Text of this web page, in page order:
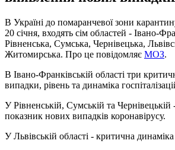
В Україні до помаранчевої зони
20 січня, входять сім областей - Івано-
Рівненська, Сумська, Чернівецька,
Житомирська. Про це повідомляє МОЗ.
В Івано-Франківській області три
випадки, рівень та динаміка
У Рівненській, Сумській та
показник нових випадків коронавірусу.
У Львівській області - критична динаміка